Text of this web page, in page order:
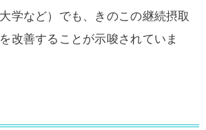
学など）でも、きのこの継続摂取
改善することが示唆されていま